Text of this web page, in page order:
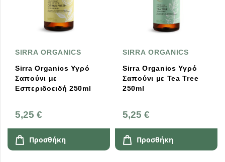
SIRRA ORGANICS
Sirra Organics Υγρό
Σαπούνι με
Εσπεριδοειδή 250ml
5,25 €
Προσθήκη
SIRRA ORGANICS
Sirra Organics Υγρό
Σαπούνι με Tea Tree
250ml
5,25 €
Προσθήκη